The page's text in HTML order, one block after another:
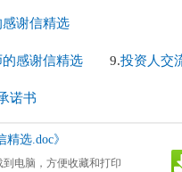
谢信精选
感谢信精选 9.投资人交
诺书
精选.doc》
到电脑，方便收藏和打印